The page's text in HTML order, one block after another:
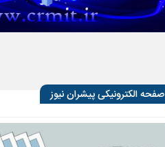
صفحه الکترونیکی پیشران نیوز